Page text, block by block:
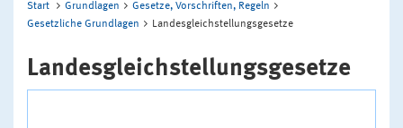
Start Grundlagen
Gesetze, Vorschriften, Regeln
Gesetzliche Grundlagen
Landesgleichstellungsgesetze
Landesgleichstellungsgesetze